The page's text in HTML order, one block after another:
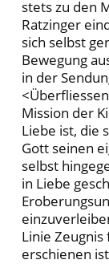
stets zu den
Ratzinger
sich selbst
Bewegung
in der
Mission der
Liebe ist, die
Gott seinen
selbst
in Liebe
Linie
erschienen